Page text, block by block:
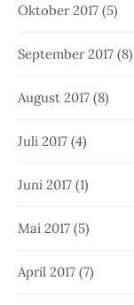
Oktober 2017 (5)
September 2017 (8)
August 2017 (8)
Juli 2017 (4)
Juni 2017 (1)
Mai 2017 (5)
April 2017 (7)